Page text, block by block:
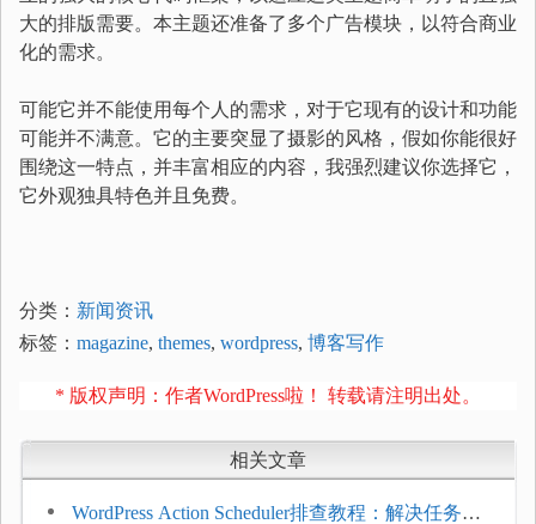
大的排版需要。本主题还准备了多个广告模块，以符合商业
化的需求。
可能它并不能使用每个人的需求，对于它现有的设计和功能
可能并不满意。它的主要突显了摄影的风格，假如你能很好
围绕这一特点，并丰富相应的内容，我强烈建议你选择它，
它外观独具特色并且免费。
分类： 新闻资讯
标签： magazine, themes, wordpress, 博客写作
* 版权声明：作者WordPress啦！ 转载请注明出处。
相关文章
WordPress Action Scheduler排查教程：解决任务积